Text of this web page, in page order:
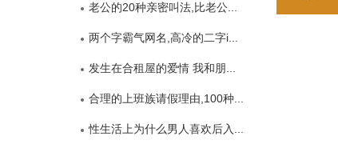
老公的20种亲密叫法,比老公...
两个字霸气网名,高冷的二字i...
发生在合租屋的爱情 我和朋...
合理的上班族请假理由,100种...
性生活上为什么男人喜欢后入...